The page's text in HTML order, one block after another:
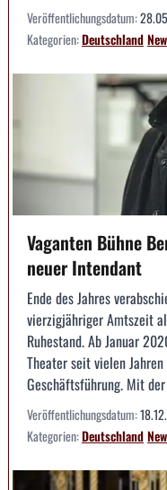
Veröffentlichungsdatum:
Kategorien:Deutschland
Vaganten Bühne
neuer Intendant
Ende des Jahres
vierzigjähriger Amtszeit
Ruhestand. Ab Januar
Theater seit vielen
Geschäftsführung. Mit
Veröffentlichungsdatum:
Kategorien:Deutschland